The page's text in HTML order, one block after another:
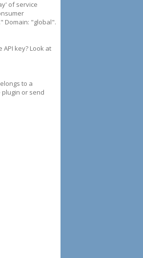
of service
Domain: "global".
key? Look at
to a
plugin or send